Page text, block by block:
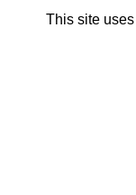
This site